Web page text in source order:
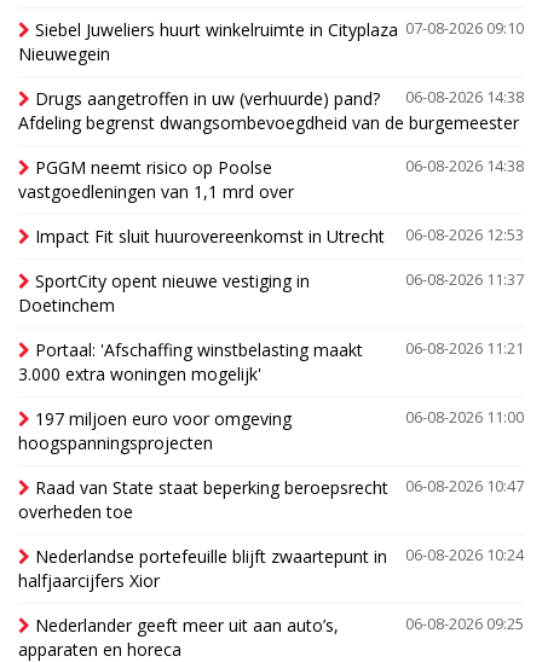
07-08-2026 09:10
Siebel Juweliers huurt winkelruimte in Cityplaza
Nieuwegein
06-08-2026 14:38
Drugs aangetroffen in uw (verhuurde) pand?
Afdeling begrenst dwangsombevoegdheid van de burgemeester
06-08-2026 14:38
PGGM neemt risico op Poolse
vastgoedleningen van 1,1 mrd over
06-08-2026 12:53
Impact Fit sluit huurovereenkomst in Utrecht
06-08-2026 11:37
SportCity opent nieuwe vestiging in
Doetinchem
06-08-2026 11:21
Portaal: 'Afschaffing winstbelasting maakt
3.000 extra woningen mogelijk'
06-08-2026 11:00
197 miljoen euro voor omgeving
hoogspanningsprojecten
06-08-2026 10:47
Raad van State staat beperking beroepsrecht
overheden toe
06-08-2026 10:24
Nederlandse portefeuille blijft zwaartepunt in
halfjaarcijfers Xior
06-08-2026 09:25
Nederlander geeft meer uit aan auto’s,
apparaten en horeca